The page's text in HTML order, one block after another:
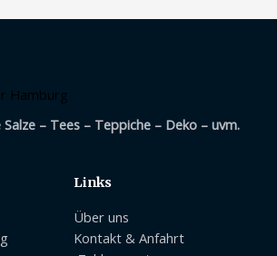
Salze – Tees – Teppiche – Deko – uvm.
Links
Über uns
Kontakt & Anfahrt